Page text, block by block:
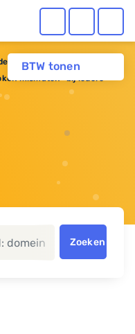
BTW tonen
mismatch" bij iedere
Zoeken